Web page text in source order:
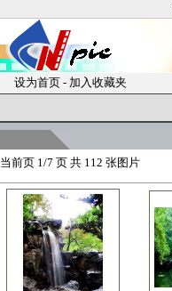
设为首页 - 加入收藏夹
当前页 1/7 页 共 112 张图片